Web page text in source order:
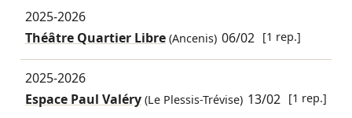
2025-2026
Théâtre Quartier Libre(Ancenis) 06/02 [1 rep.]
2025-2026
Espace Paul Valéry(Le Plessis-Trévise) 13/02 [1 rep.]